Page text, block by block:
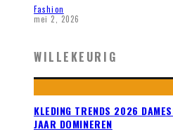
Fashion
mei 2, 2026
WILLEKEURIG
KLEDING TRENDS 2026
JAAR DOMINEREN